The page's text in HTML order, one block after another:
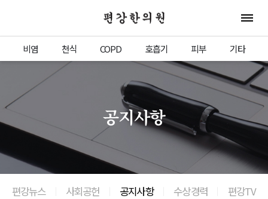
편강한의원 전체
비염 천식 COPD 호흡기 피부 기타
공지사항
편강뉴스 사회공헌 공지사항 수상경력 편강TV